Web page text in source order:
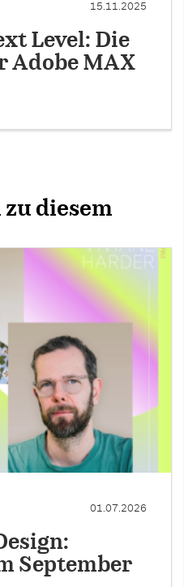
15.11.2025
Level: Die
Adobe MAX
diesem
01.07.2026
September